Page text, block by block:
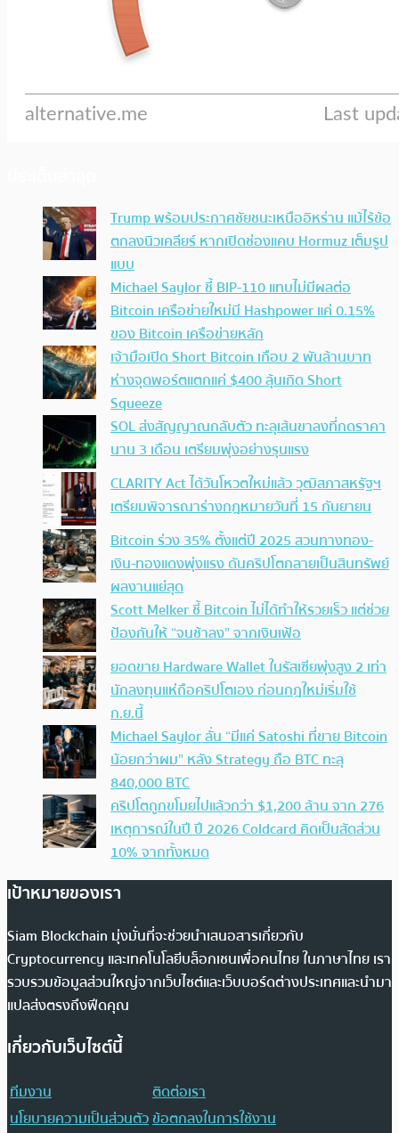
Trump พร้อมประกาศชัยชนะเหนืออิหร่าน แม้ไร้ข้อ
ตกลงนิวเคลียร์ หากเปิดช่องแคบ Hormuz เต็มรูป
แบบ
Michael Saylor ชี้ BIP-110 แทบไม่มีผลต่อ
Bitcoin เครือข่ายใหม่มี Hashpower แค่ 0.15%
ของ Bitcoin เครือข่ายหลัก
เจ้ามือเปิด Short Bitcoin เกือบ 2 พันล้านบาท
ห่างจุดพอร์ตแตกแค่ $400 ลุ้นเกิด Short
Squeeze
SOL ส่งสัญญาณกลับตัว ทะลุเส้นขาลงที่กดราคา
นาน 3 เดือน เตรียมพุ่งอย่างรุนแรง
CLARITY Act ได้วันโหวตใหม่แล้ว วุฒิสภาสหรัฐฯ
เตรียมพิจารณาร่างกฎหมายวันที่ 15 กันยายน
Bitcoin ร่วง 35% ตั้งแต่ปี 2025 สวนทางทอง-
เงิน-ทองแดงพุ่งแรง ดันคริปโตกลายเป็นสินทรัพย์
ผลงานแย่สุด
Scott Melker ชี้ Bitcoin ไม่ได้ทำให้รวยเร็ว แต่ช่วย
ป้องกันให้ “จนช้าลง” จากเงินเฟ้อ
ยอดขาย Hardware Wallet ในรัสเซียพุ่งสูง 2 เท่า
นักลงทุนแห่ถือคริปโตเอง ก่อนกฎใหม่เริ่มใช้
ก.ย.นี้
Michael Saylor ลั่น “มีแค่ Satoshi ที่ขาย Bitcoin
น้อยกว่าผม” หลัง Strategy ถือ BTC ทะลุ
840,000 BTC
คริปโตถูกขโมยไปแล้วกว่า $1,200 ล้าน จาก 276
เหตุการณ์ในปี ปี 2026 Coldcard คิดเป็นสัดส่วน
10% จากทั้งหมด
เป้าหมายของเรา
Siam Blockchain มุ่งมั่นที่จะช่วยนำเสนอสารเกี่ยวกับ
Cryptocurrency และเทคโนโลยีบล็อกเชนเพื่อคนไทย ในภาษาไทย เรา
รวบรวมข้อมูลส่วนใหญ่จากเว็บไซต์และเว็บบอร์ดต่างประเทศและนำมา
แปลส่งตรงถึงฟีดคุณ
เกี่ยวกับเว็บไซต์นี้
ทีมงาน
ติดต่อเรา
นโยบายความเป็นส่วนตัวข้อตกลงในการใช้งาน